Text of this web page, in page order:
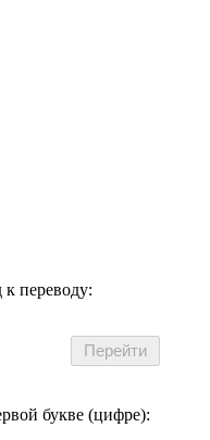
переводу:
букве (цифре):